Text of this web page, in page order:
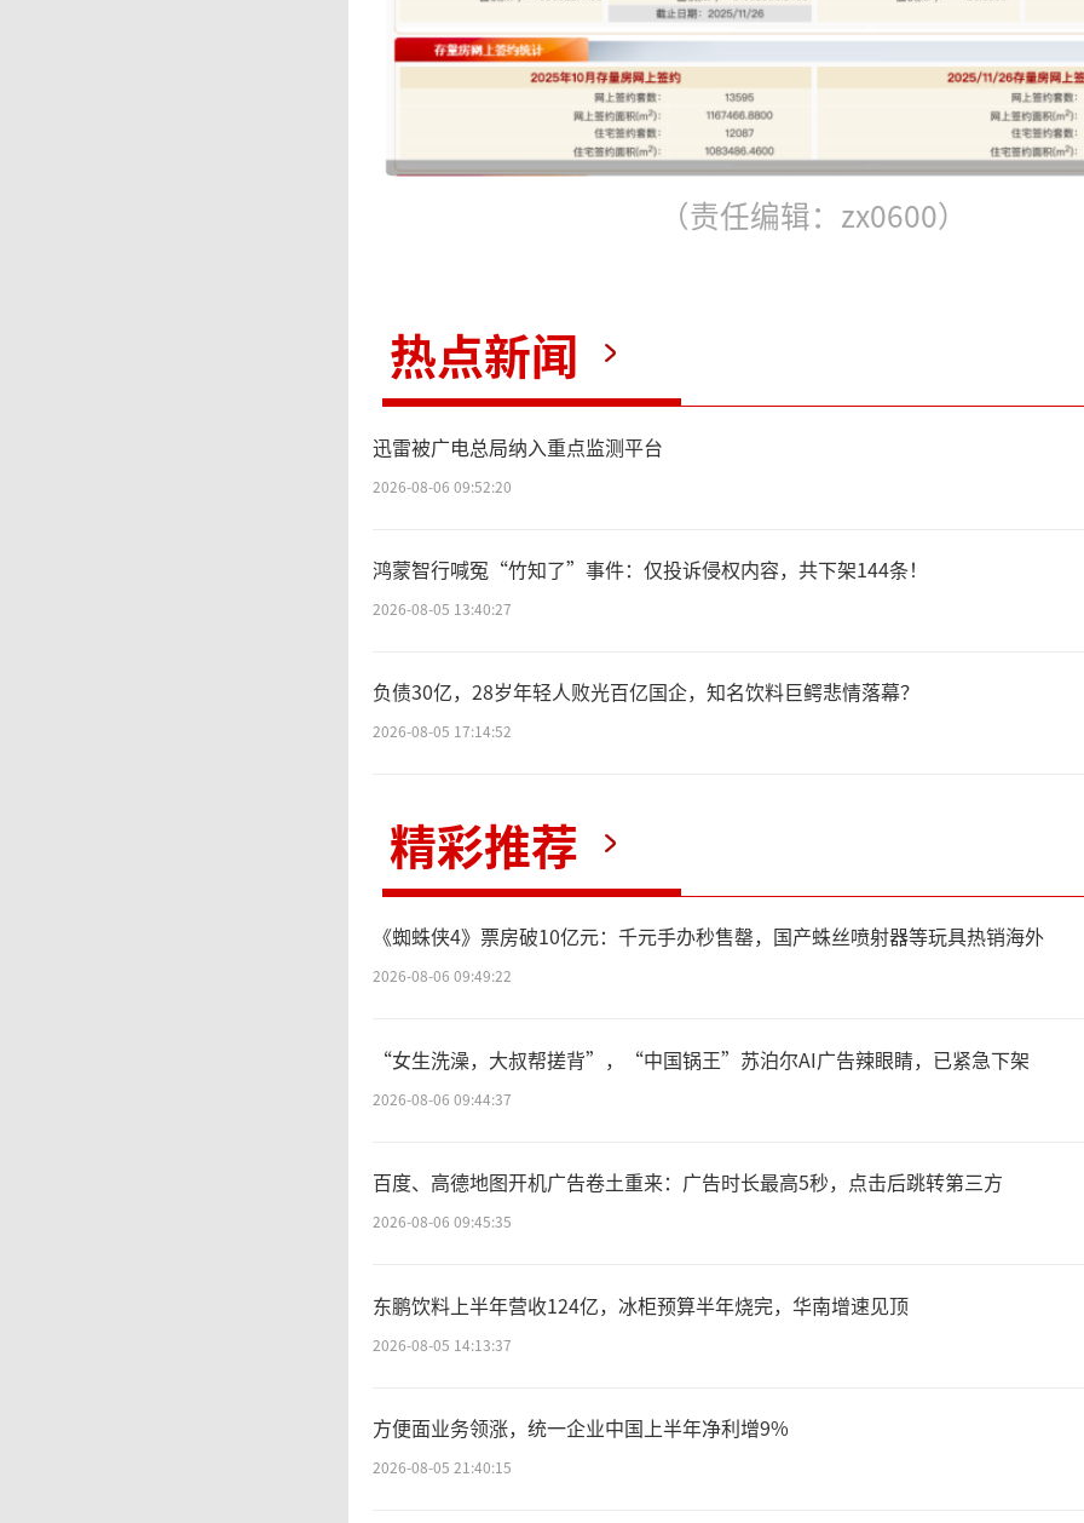
（责任编辑：zx0600）
热点新闻
迅雷被广电总局纳入重点监测平台
2026-08-06 09:52:20
鸿蒙智行喊冤“竹知了”事件：仅投诉侵权内容，共下架144条！
2026-08-05 13:40:27
负债30亿，28岁年轻人败光百亿国企，知名饮料巨鳄悲情落幕？
2026-08-05 17:14:52
精彩推荐
《蜘蛛侠4》票房破10亿元：千元手办秒售罄，国产蛛丝喷射器等玩具热销海外
2026-08-06 09:49:22
“女生洗澡，大叔帮搓背”，“中国锅王”苏泊尔AI广告辣眼睛，已紧急下架
2026-08-06 09:44:37
百度、高德地图开机广告卷土重来：广告时长最高5秒，点击后跳转第三方
2026-08-06 09:45:35
东鹏饮料上半年营收124亿，冰柜预算半年烧完，华南增速见顶
2026-08-05 14:13:37
方便面业务领涨，统一企业中国上半年净利增9%
2026-08-05 21:40:15